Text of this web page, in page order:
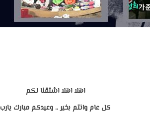
اهلا اهلا اشتقنا لكم
كل عام وانتم بخير .. وعيدكم مبارك يارب